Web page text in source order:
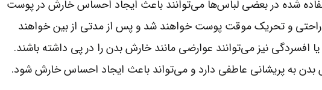
شده در بعضی لباس‌ها می‌توانند باعث ایجاد احساس خارش در پوست
و تحریک موقت پوست خواهند شد و پس از مدتی از بین خواهند
افسردگی نیز می‌توانند عوارضی مانند خارش بدن را در پی داشته باشند.
به پریشانی عاطفی دارد و می‌تواند باعث ایجاد احساس خارش شود.